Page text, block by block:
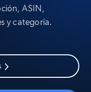
ASIN,
y categoría.